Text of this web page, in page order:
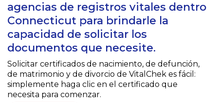
agencias de registros vitales dentro
Connecticut para brindarle la
capacidad de solicitar los
documentos que necesite.
Solicitar certificados de nacimiento, de defunción,
de matrimonio y de divorcio de VitalChek es fácil:
simplemente haga clic en el certificado que
necesita para comenzar.